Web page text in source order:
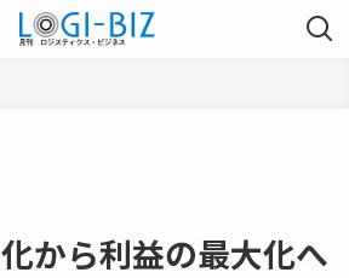
から利益の最大化へ